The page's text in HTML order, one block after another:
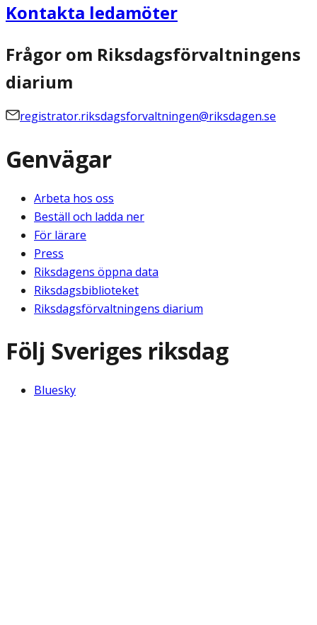
Kontakta ledamöter
Frågor om Riksdagsförvaltningens
diarium
registrator.riksdagsforvaltningen@riksdagen.se
Genvägar
Arbeta hos oss
Beställ och ladda ner
För lärare
Press
Riksdagens öppna data
Riksdagsbiblioteket
Riksdagsförvaltningens diarium
Följ Sveriges riksdag
Bluesky